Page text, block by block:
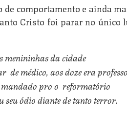
de comportamento e ainda
Cristo foi parar no único
menininhas da cidade
de médico, aos doze era
pro o  reformatório
seu ódio diante de tanto terror.